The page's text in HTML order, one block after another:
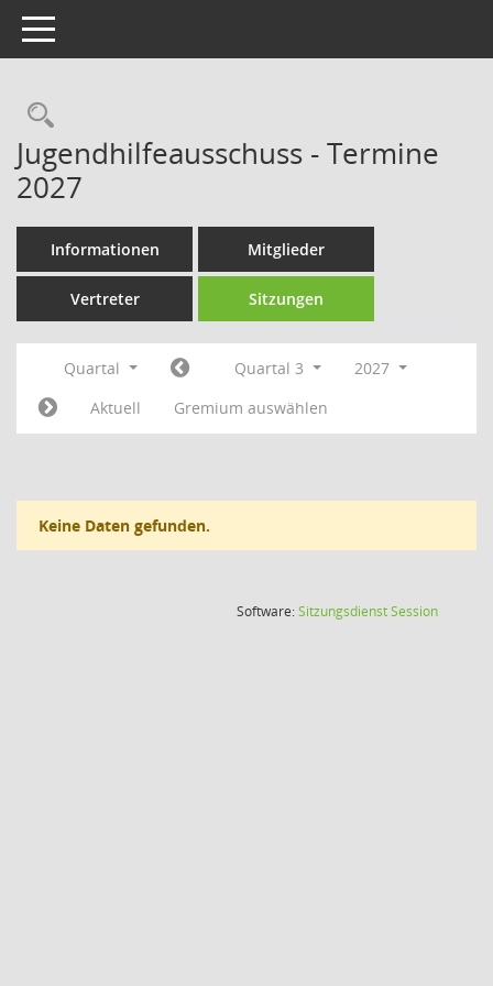
Toggle navigation
Rechercheauswahl
Jugendhilfeausschuss - Termine
2027
Informationen Mitglieder
Vertreter Sitzungen
Quartal Quartal 3
2027
Aktuell
Gremium auswählen
Keine Daten gefunden.
Software:SitzungsdienstSession(Wird in